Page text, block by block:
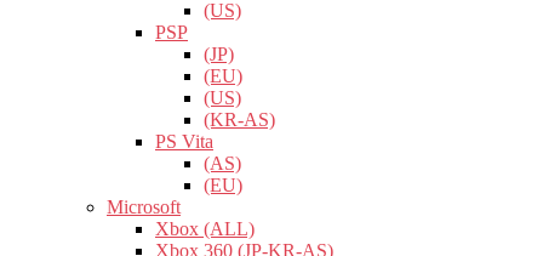
(US)
PSP
(JP)
(EU)
(US)
(KR-AS)
PS Vita
(AS)
(EU)
Microsoft
Xbox (ALL)
Xbox 360 (JP-KR-AS)